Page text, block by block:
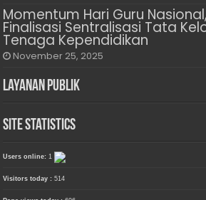
Momentum Hari Guru
Finalisasi Sentralisasi Tata
Tenaga Kependidikan
November 25, 2025
Layanan Publik
Site Statistics
Users online:1
Visitors today :514